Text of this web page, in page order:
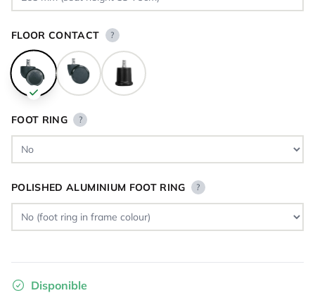
FLOOR CONTACT ?
FOOT RING ?
POLISHED ALUMINIUM FOOT RING ?
Disponible